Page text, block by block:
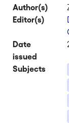
Author(s)
Editor(s)
Date
issued
Subjects